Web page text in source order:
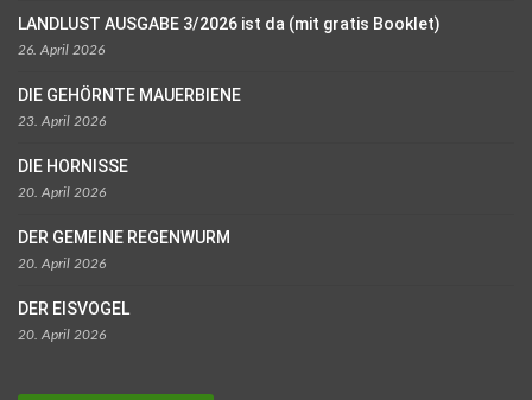
LANDLUST AUSGABE 3/2026 ist da (mit gratis Booklet)
26. April 2026
DIE GEHÖRNTE MAUERBIENE
23. April 2026
DIE HORNISSE
20. April 2026
DER GEMEINE REGENWURM
20. April 2026
DER EISVOGEL
20. April 2026